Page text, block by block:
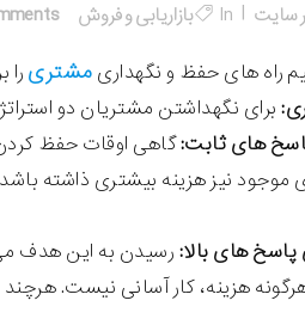
سایت In بازاریابی و فروش
راه های حفظ و نگهداری مشتری
برای نگهداشتن مشتریان دو
گاهی اوقات حفظ
موجود نیز هزینه بیشتری ذاشته
رسیدن به این هدف می
هزینه، کار آسانی نیست.